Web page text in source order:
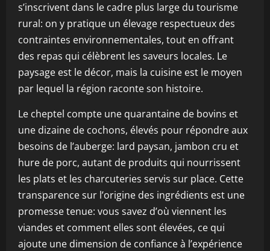
s’inscrivent dans le cadre plus large du tourisme
rural: on y pratique un élevage respectueux des
contraintes environnementales, tout en offrant
des repas qui célèbrent les saveurs locales. Le
paysage est le décor, mais la cuisine est le moyen
par lequel la région raconte son histoire.
Le cheptel compte une quarantaine de bovins et
une dizaine de cochons, élevés pour répondre aux
besoins de l’auberge: lard paysan, jambon cru et
hure de porc, autant de produits qui nourrissent
les plats et les charcuteries servis sur place. Cette
transparence sur l’origine des ingrédients est une
promesse tenue: vous savez d’où viennent les
viandes et comment elles sont élevées, ce qui
ajoute une dimension de confiance à l’expérience